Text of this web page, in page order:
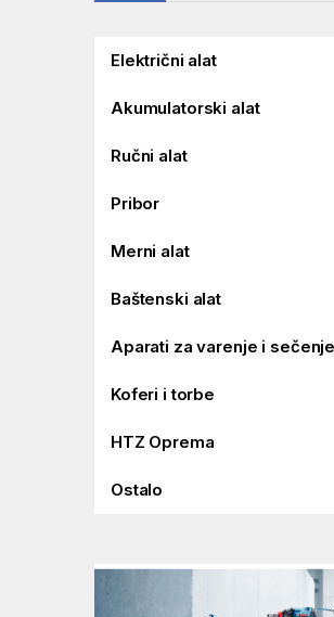
Električni alat
Akumulatorski alat
Ručni alat
Pribor
Merni alat
Baštenski alat
Aparati za varenje i sečenje
Koferi i torbe
HTZ Oprema
Ostalo